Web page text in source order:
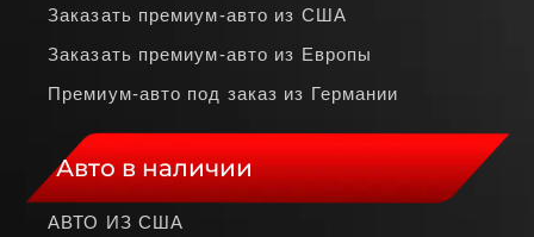
Заказать премиум‑авто из США
Заказать премиум‑авто из Европы
Премиум‑авто под заказ из Германии
Авто в наличии
АВТО ИЗ США